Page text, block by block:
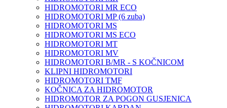
HIDROMOTORI MR ECO
HIDROMOTORI MP (6 zuba)
HIDROMOTORI MS
HIDROMOTORI MS ECO
HIDROMOTORI MT
HIDROMOTORI MV
HIDROMOTORI B/MR - S KOČNICOM
KLIPNI HIDROMOTORI
HIDROMOTORI TMF
KOČNICA ZA HIDROMOTOR
HIDROMOTOR ZA POGON GUSJENICA